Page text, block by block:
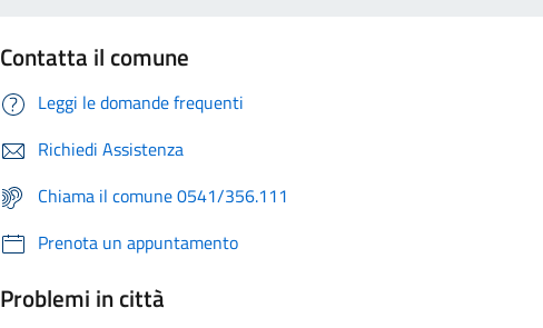
Contatta il comune
Leggi le domande frequenti
Richiedi Assistenza
Chiama il comune 0541/356.111
Prenota un appuntamento
Problemi in città